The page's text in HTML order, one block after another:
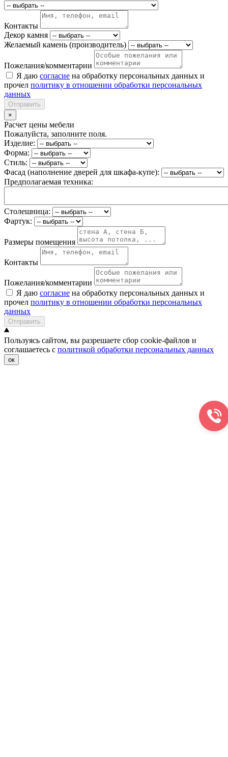
Контакты
Декор камня
Желаемый камень (производитель)
Пожелания/комментарии
Я даю согласие на обработку персональных данных и
прочел политику в отношении обработки персональных
данных
Отправить
×
Расчет цены мебели
Пожалуйста, заполните поля.
Изделие:
Форма:
Стиль:
Фасад (наполнение дверей для шкафа-купе):
Предполагаемая техника:
Столешница:
Фартук:
Размеры помещения
Контакты
Пожелания/комментарии
Я даю согласие на обработку персональных данных и
прочел политику в отношении обработки персональных
данных
Отправить
Пользуясь сайтом, вы разрешаете сбор cookie-файлов и
соглашаетесь с политикой обработки персональных данных
ок